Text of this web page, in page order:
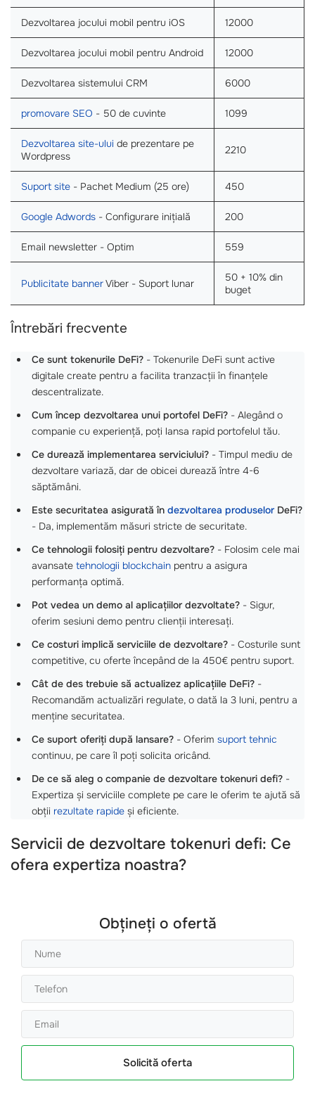
Dezvoltarea jocului mobil pentru iOS 12000
Dezvoltarea jocului mobil pentru Android 12000
Dezvoltarea sistemului CRM 6000
promovare SEO - 50 de cuvinte 1099
Dezvoltarea site-ului de prezentare pe
Wordpress
2210
Suport site - Pachet Medium (25 ore) 450
Google Adwords - Configurare inițială 200
Email newsletter - Optim 559
Publicitate bannerViber - Suport lunar
50 + 10% din
buget
Întrebări frecvente
Ce sunt tokenurile DeFi? - Tokenurile DeFi sunt active
digitale create pentru a facilita tranzacții în finanțele
descentralizate.
Cum încep dezvoltarea unui portofel DeFi? - Alegând o
companie cu experiență, poți lansa rapid portofelul tău.
Ce durează implementarea serviciului? - Timpul mediu de
dezvoltare variază, dar de obicei durează între 4-6
săptămâni.
Este securitatea asigurată în dezvoltarea produselorDeFi?
- Da, implementăm măsuri stricte de securitate.
Ce tehnologii folosiți pentru dezvoltare? - Folosim cele mai
avansate tehnologii blockchain pentru a asigura
performanța optimă.
Pot vedea un demo al aplicațiilor dezvoltate? - Sigur,
oferim sesiuni demo pentru clienții interesați.
Ce costuri implică serviciile de dezvoltare? - Costurile sunt
competitive, cu oferte începând de la 450€ pentru suport.
Cât de des trebuie să actualizez aplicațiile DeFi? -
Recomandăm actualizări regulate, o dată la 3 luni, pentru a
menține securitatea.
Ce suport oferiți după lansare? - Oferim suport tehnic
continuu, pe care îl poți solicita oricând.
De ce să aleg o companie de dezvoltare tokenuri defi? -
Expertiza și serviciile complete pe care le oferim te ajută să
obții rezultate rapide și eficiente.
Servicii de dezvoltare tokenuri defi: Ce
ofera expertiza noastra?
Obțineți o ofertă
Solicită oferta